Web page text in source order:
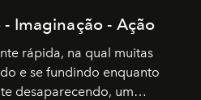
Imaginação - Ação
rápida, na qual muitas
e se fundindo enquanto
desaparecendo, um